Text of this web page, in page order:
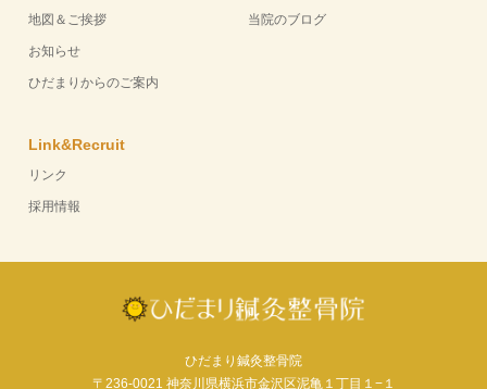
地図＆ご挨拶
お知らせ
ひだまりからのご案内
当院のブログ
Link&Recruit
リンク
採用情報
ひだまり鍼灸整骨院
〒236-0021 神奈川県横浜市金沢区泥亀１丁目１−１